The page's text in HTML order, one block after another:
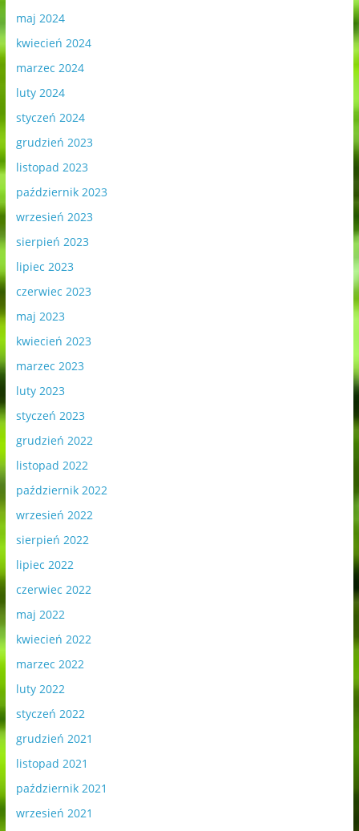
maj 2024
kwiecień 2024
marzec 2024
luty 2024
styczeń 2024
grudzień 2023
listopad 2023
październik 2023
wrzesień 2023
sierpień 2023
lipiec 2023
czerwiec 2023
maj 2023
kwiecień 2023
marzec 2023
luty 2023
styczeń 2023
grudzień 2022
listopad 2022
październik 2022
wrzesień 2022
sierpień 2022
lipiec 2022
czerwiec 2022
maj 2022
kwiecień 2022
marzec 2022
luty 2022
styczeń 2022
grudzień 2021
listopad 2021
październik 2021
wrzesień 2021